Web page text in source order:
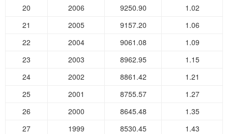
20
2006 9250.90
1.02
21
2005 9157.20
1.06
22
2004 9061.08
1.09
23
2003 8962.95
1.15
24
2002 8861.42
1.21
25
2001 8755.57
1.27
26
2000 8645.48
1.35
27
1999 8530.45
1.43